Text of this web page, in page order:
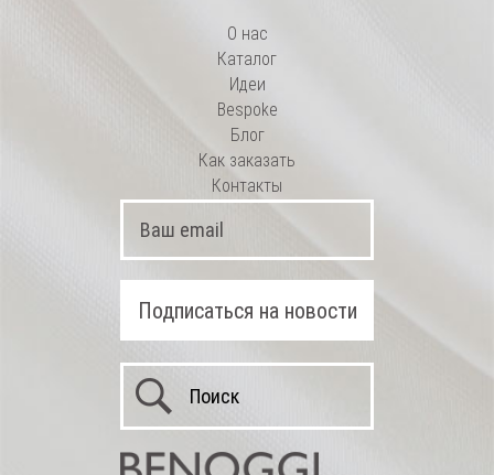
О нас
Каталог
Идеи
Bespoke
Блог
Как заказать
Контакты